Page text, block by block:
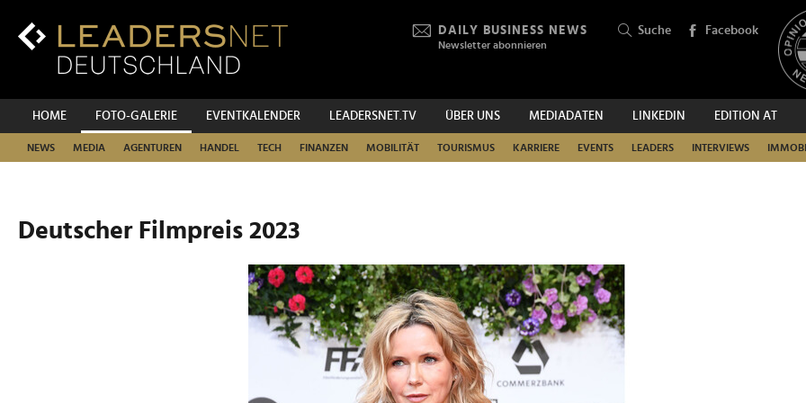
Inhalt
Hauptnavigation
DAILY BUSINESS NEWS
Newsletter abonnieren
Suche Facebook
HOME FOTO-GALERIE EVENTKALENDER LEADERSNET.TV ÜBER UNS MEDIADATEN LINKEDIN EDITION AT
NEWS MEDIA AGENTUREN HANDEL TECH FINANZEN MOBILITÄT TOURISMUS KARRIERE EVENTS LEADERS INTERVIEWS
SUCHEN
Deutscher Filmpreis 2023